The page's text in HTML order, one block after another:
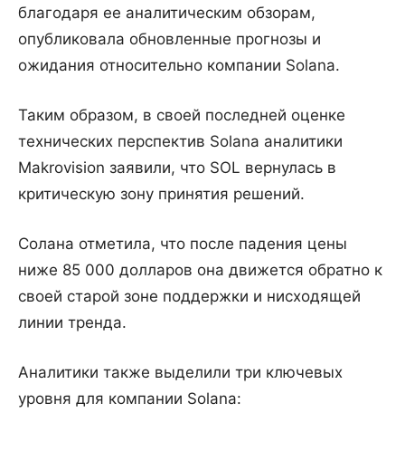
благодаря ее аналитическим обзорам,
опубликовала обновленные прогнозы и
ожидания относительно компании Solana.
Таким образом, в своей последней оценке
технических перспектив Solana аналитики
Makrovision заявили, что SOL вернулась в
критическую зону принятия решений.
Солана отметила, что после падения цены
ниже 85 000 долларов она движется обратно к
своей старой зоне поддержки и нисходящей
линии тренда.
Аналитики также выделили три ключевых
уровня для компании Solana: